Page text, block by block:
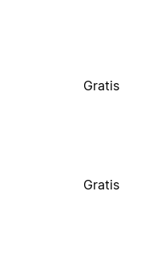
Gratis
Gratis